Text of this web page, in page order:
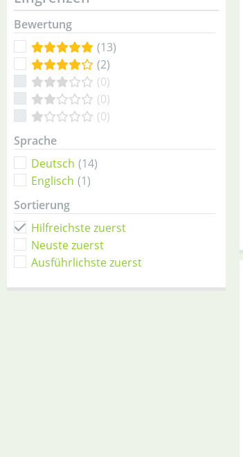
Bewertung
(13)
(2)
(0)
(0)
(0)
Sprache
Deutsch (14)
Englisch (1)
Sortierung
Hilfreichste zuerst
Neuste zuerst
Ausführlichste zuerst